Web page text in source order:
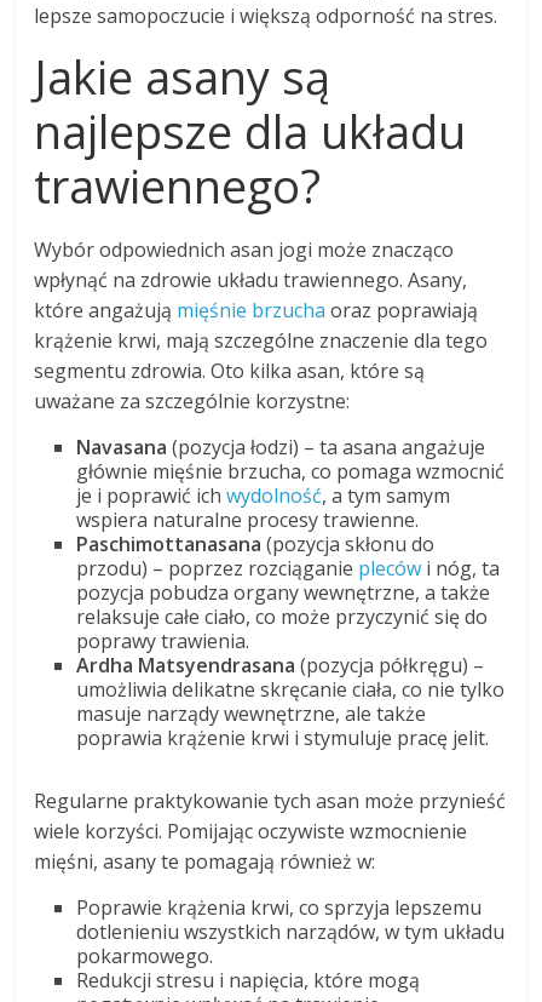
lepsze samopoczucie i większą odporność na stres.
Jakie asany są
najlepsze dla układu
trawiennego?
Wybór odpowiednich asan jogi może znacząco
wpłynąć na zdrowie układu trawiennego. Asany,
które angażują mięśnie brzucha oraz poprawiają
krążenie krwi, mają szczególne znaczenie dla tego
segmentu zdrowia. Oto kilka asan, które są
uważane za szczególnie korzystne:
Navasana (pozycja łodzi) – ta asana angażuje
głównie mięśnie brzucha, co pomaga wzmocnić
je i poprawić ichwydolność, a tym samym
wspiera naturalne procesy trawienne.
Paschimottanasana (pozycja skłonu do
przodu) – poprzez rozciąganie pleców i nóg, ta
pozycja pobudza organy wewnętrzne, a także
relaksuje całe ciało, co może przyczynić się do
poprawy trawienia.
Ardha Matsyendrasana (pozycja półkręgu) –
umożliwia delikatne skręcanie ciała, co nie tylko
masuje narządy wewnętrzne, ale także
poprawia krążenie krwi i stymuluje pracę jelit.
Regularne praktykowanie tych asan może przynieść
wiele korzyści. Pomijając oczywiste wzmocnienie
mięśni, asany te pomagają również w:
Poprawie krążenia krwi, co sprzyja lepszemu
dotlenieniu wszystkich narządów, w tym układu
pokarmowego.
Redukcji stresu i napięcia, które mogą